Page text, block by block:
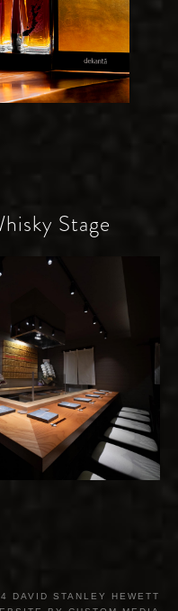
Stage
DAVID STANLEY HEWETT